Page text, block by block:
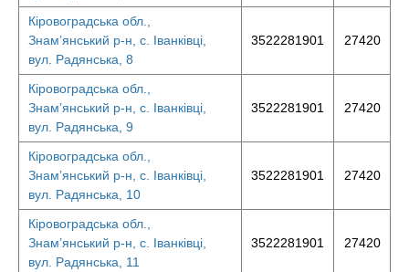
Кіровоградська обл.,
Знам’янський р-н, с. Іванківці,
вул. Радянська, 8
3522281901 27420
Кіровоградська обл.,
Знам’янський р-н, с. Іванківці,
вул. Радянська, 9
3522281901 27420
Кіровоградська обл.,
Знам’янський р-н, с. Іванківці,
вул. Радянська, 10
3522281901 27420
Кіровоградська обл.,
Знам’янський р-н, с. Іванківці,
вул. Радянська, 11
3522281901 27420